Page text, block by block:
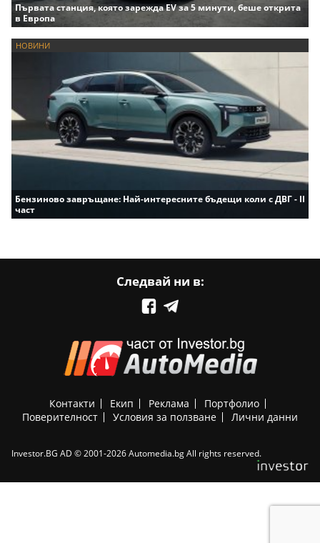
Първата станция, която зарежда EV за 5 минути, беше открита
в Европа
НОВИНИ
Бензиново завръщане: Най-интересните бъдещи коли с ДВГ - II
част
Следвай ни в:
Контакти Екип Реклама
Портфолио
Поверителност
Условия за ползване Лични данни
Investor.BG AD © 2001-2026 Automedia.bg All rights reserved.